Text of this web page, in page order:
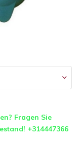
Fragen Sie
+314447366